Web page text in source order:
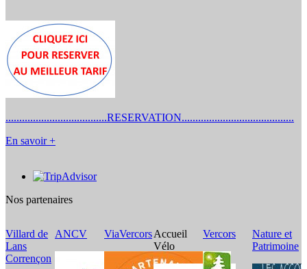
.....................................RESERVATION.........................................
En savoir +
Nos partenaires
Villard de
Lans
Corrençon
ANCV ViaVercorsAccueil
Vélo
Vercors
Nature et
Patrimoine